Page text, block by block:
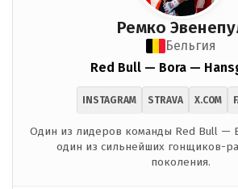
Ремко
Бельгия
Red Bull — Bora —
INSTAGRAM STRAVA X.COM
Один из лидеров команды Red Bull —
один из сильнейших гонщиков-
поколения.